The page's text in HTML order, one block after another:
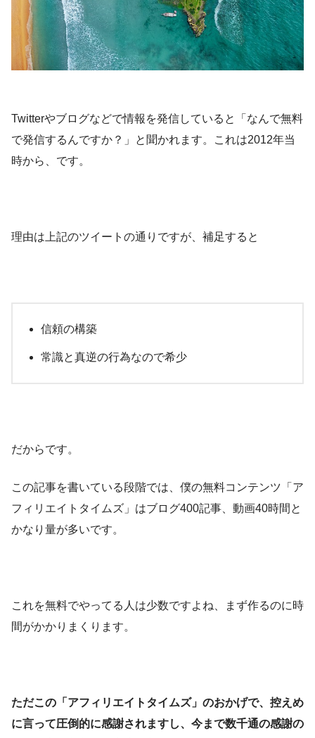
Twitterやブログなどで情報を発信していると「なんで無料
で発信するんですか？」と聞かれます。これは2012年当
時から、です。
理由は上記のツイートの通りですが、補足すると
信頼の構築
常識と真逆の行為なので希少
だからです。
この記事を書いている段階では、僕の無料コンテンツ「ア
フィリエイトタイムズ」はブログ400記事、動画40時間と
かなり量が多いです。
これを無料でやってる人は少数ですよね、まず作るのに時
間がかかりまくります。
ただこの「アフィリエイトタイムズ」のおかげで、控えめ
に言って圧倒的に感謝されますし、今まで数千通の感謝の